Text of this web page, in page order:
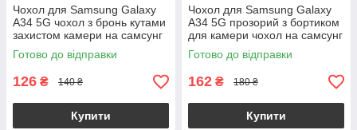
Чохол для Samsung Galaxy
A34 5G чохол з бронь кутами
захистом камери на самсунг
а34 5г прозорий ttp
Готово до відправки
126 ₴ 140 ₴
Купити
Чохол для Samsung Galaxy
A34 5G прозорий з бортиком
для камери чохол на самсунг
а34 5г бузковий k6h
Готово до відправки
162 ₴ 180 ₴
Купити